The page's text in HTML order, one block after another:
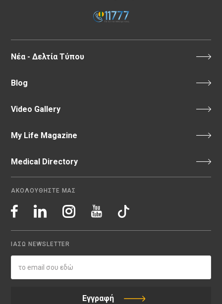
Νέα - Δελτία Τύπου
Blog
Video Gallery
My Life Magazine
Medical Directory
ΑΚΟΛΟΥΘΗΣΤΕ ΜΑΣ
ΙΑΣΩ NEWSLETTER
Εγγραφή